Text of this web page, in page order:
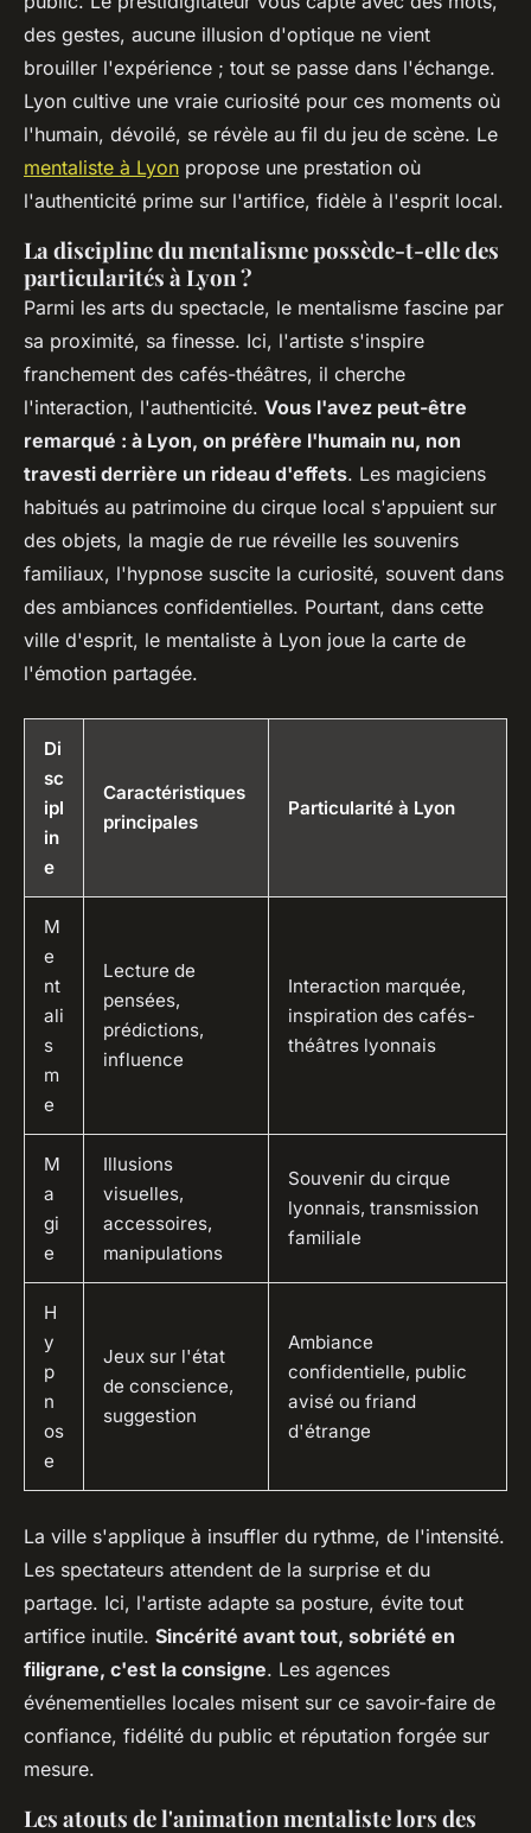
des gestes, aucune illusion d'optique ne vient
brouiller l'expérience ; tout se passe dans l'échange.
Lyon cultive une vraie curiosité pour ces moments où
l'humain, dévoilé, se révèle au fil du jeu de scène. Le
mentaliste à Lyon propose une prestation où
l'authenticité prime sur l'artifice, fidèle à l'esprit local.
La discipline du mentalisme possède-t-elle des
particularités à Lyon ?
Parmi les arts du spectacle, le mentalisme fascine par
sa proximité, sa finesse. Ici, l'artiste s'inspire
franchement des cafés-théâtres, il cherche
l'interaction, l'authenticité. Vous l'avez peut-être
remarqué : à Lyon, on préfère l'humain nu, non
travesti derrière un rideau d'effets. Les magiciens
habitués au patrimoine du cirque local s'appuient sur
des objets, la magie de rue réveille les souvenirs
familiaux, l'hypnose suscite la curiosité, souvent dans
des ambiances confidentielles. Pourtant, dans cette
ville d'esprit, le mentaliste à Lyon joue la carte de
l'émotion partagée.
Di
sc
ipl
in
e
Caractéristiques
principales
Particularité à Lyon
M
e
nt
ali
s
m
e
Lecture de
pensées,
prédictions,
influence
Interaction marquée,
inspiration des cafés-
théâtres lyonnais
M
a
gi
e
Illusions
visuelles,
accessoires,
manipulations
Souvenir du cirque
lyonnais, transmission
familiale
H
y
p
n
os
e
Jeux sur l'état
de conscience,
suggestion
Ambiance
confidentielle, public
avisé ou friand
d'étrange
La ville s'applique à insuffler du rythme, de l'intensité.
Les spectateurs attendent de la surprise et du
partage. Ici, l'artiste adapte sa posture, évite tout
artifice inutile. Sincérité avant tout, sobriété en
filigrane, c'est la consigne. Les agences
événementielles locales misent sur ce savoir-faire de
confiance, fidélité du public et réputation forgée sur
mesure.
Les atouts de l'animation mentaliste lors des